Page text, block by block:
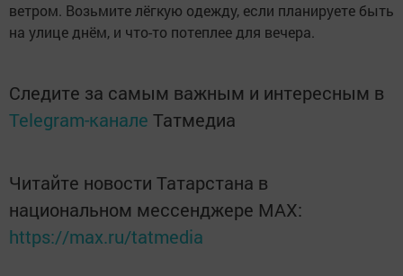
ветром. Возьмите лёгкую одежду, если планируете быть
на улице днём, и что-то потеплее для вечера.
Следите за самым важным и интересным в
Telegram-канале Татмедиа
Читайте новости Татарстана в
национальном мессенджере MАХ:
https://max.ru/tatmedia